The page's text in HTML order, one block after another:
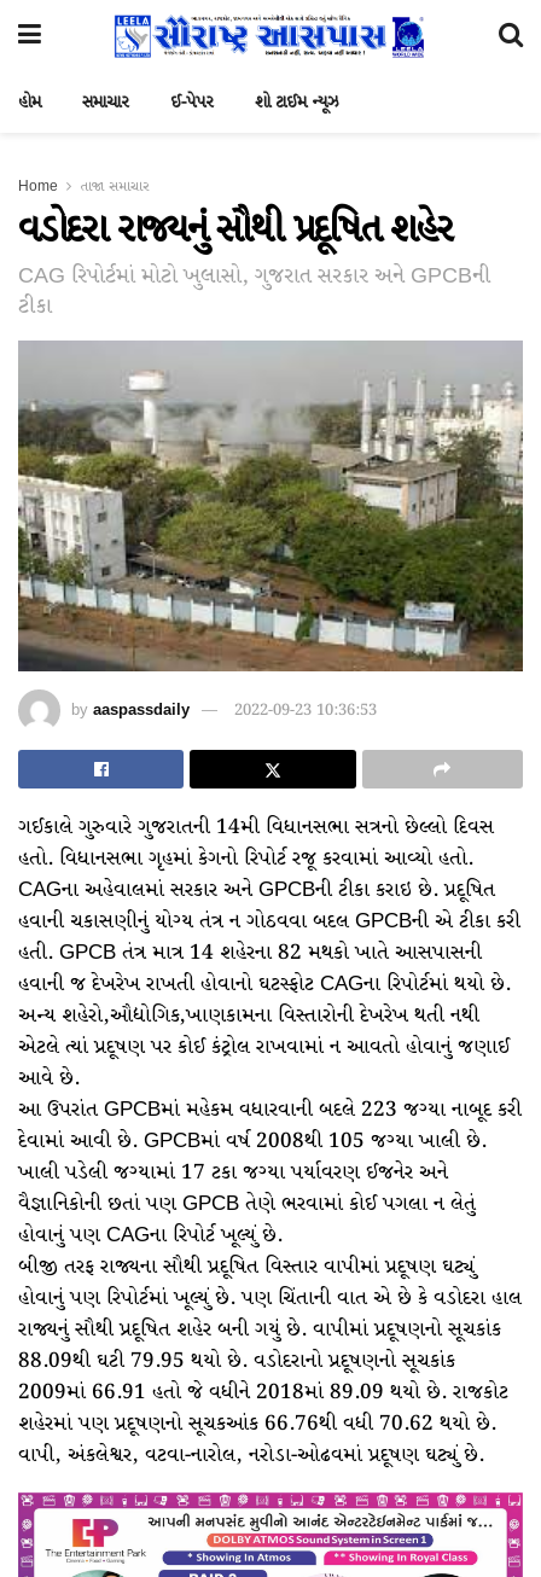
હોમ સમાચાર ઈ-પેપર શો ટાઈમ ન્યૂઝ
Home તાજા સમાચાર
વડોદરા રાજ્યનું સૌથી પ્રદૂષિત શહેર
CAG રિપોર્ટમાં મોટો ખુલાસો, ગુજરાત સરકાર અને GPCBની
ટીકા
by aaspassdaily 2022-09-23 10:36:53
ગઈકાલે ગુરુવારે ગુજરાતની 14મી વિધાનસભા સત્રનો છેલ્લો દિવસ
હતો. વિધાનસભા ગૃહમાં કેગનો રિપોર્ટ રજૂ કરવામાં આવ્યો હતો.
CAGના અહેવાલમાં સરકાર અને GPCBની ટીકા કરાઇ છે. પ્રદૂષિત
હવાની ચકાસણીનું યોગ્ય તંત્ર ન ગોઠવવા બદલ GPCBની એ ટીકા કરી
હતી. GPCB તંત્ર માત્ર 14 શહેરના 82 મથકો ખાતે આસપાસની
હવાની જ દેખરેખ રાખતી હોવાનો ઘટસ્ફોટ CAGના રિપોર્ટમાં થયો છે.
અન્ય શહેરો,ઔદ્યોગિક,ખાણકામના વિસ્તારોની દેખરેખ થતી નથી
એટલે ત્યાં પ્રદૂષણ પર કોઈ કંટ્રોલ રાખવામાં ન આવતો હોવાનું જણાઈ
આવે છે.
આ ઉપરાંત GPCBમાં મહેકમ વધારવાની બદલે 223 જગ્યા નાબૂદ કરી
દેવામાં આવી છે. GPCBમાં વર્ષ 2008થી 105 જગ્યા ખાલી છે.
ખાલી પડેલી જગ્યામાં 17 ટકા જગ્યા પર્યાવરણ ઈજનેર અને
વૈજ્ઞાનિકોની છતાં પણ GPCB તેણે ભરવામાં કોઈ પગલા ન લેતું
હોવાનું પણ CAGના રિપોર્ટ ખૂલ્યું છે.
બીજી તરફ રાજ્યના સૌથી પ્રદૂષિત વિસ્તાર વાપીમાં પ્રદૂષણ ઘટ્યું
હોવાનું પણ રિપોર્ટમાં ખૂલ્યું છે. પણ ચિંતાની વાત એ છે કે વડોદરા હાલ
રાજ્યનું સૌથી પ્રદૂષિત શહેર બની ગયું છે. વાપીમાં પ્રદૂષણનો સૂચકાંક
88.09થી ઘટી 79.95 થયો છે. વડોદરાનો પ્રદૂષણનો સૂચકાંક
2009માં 66.91 હતો જે વધીને 2018માં 89.09 થયો છે. રાજકોટ
શહેરમાં પણ પ્રદૂષણનો સૂચકઆંક 66.76થી વધી 70.62 થયો છે.
વાપી, અંકલેશ્વર, વટવા-નારોલ, નરોડા-ઓઢવમાં પ્રદૂષણ ઘટ્યું છે.